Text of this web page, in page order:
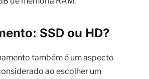
SSD ou HD?
também é um aspecto
ao escolher um